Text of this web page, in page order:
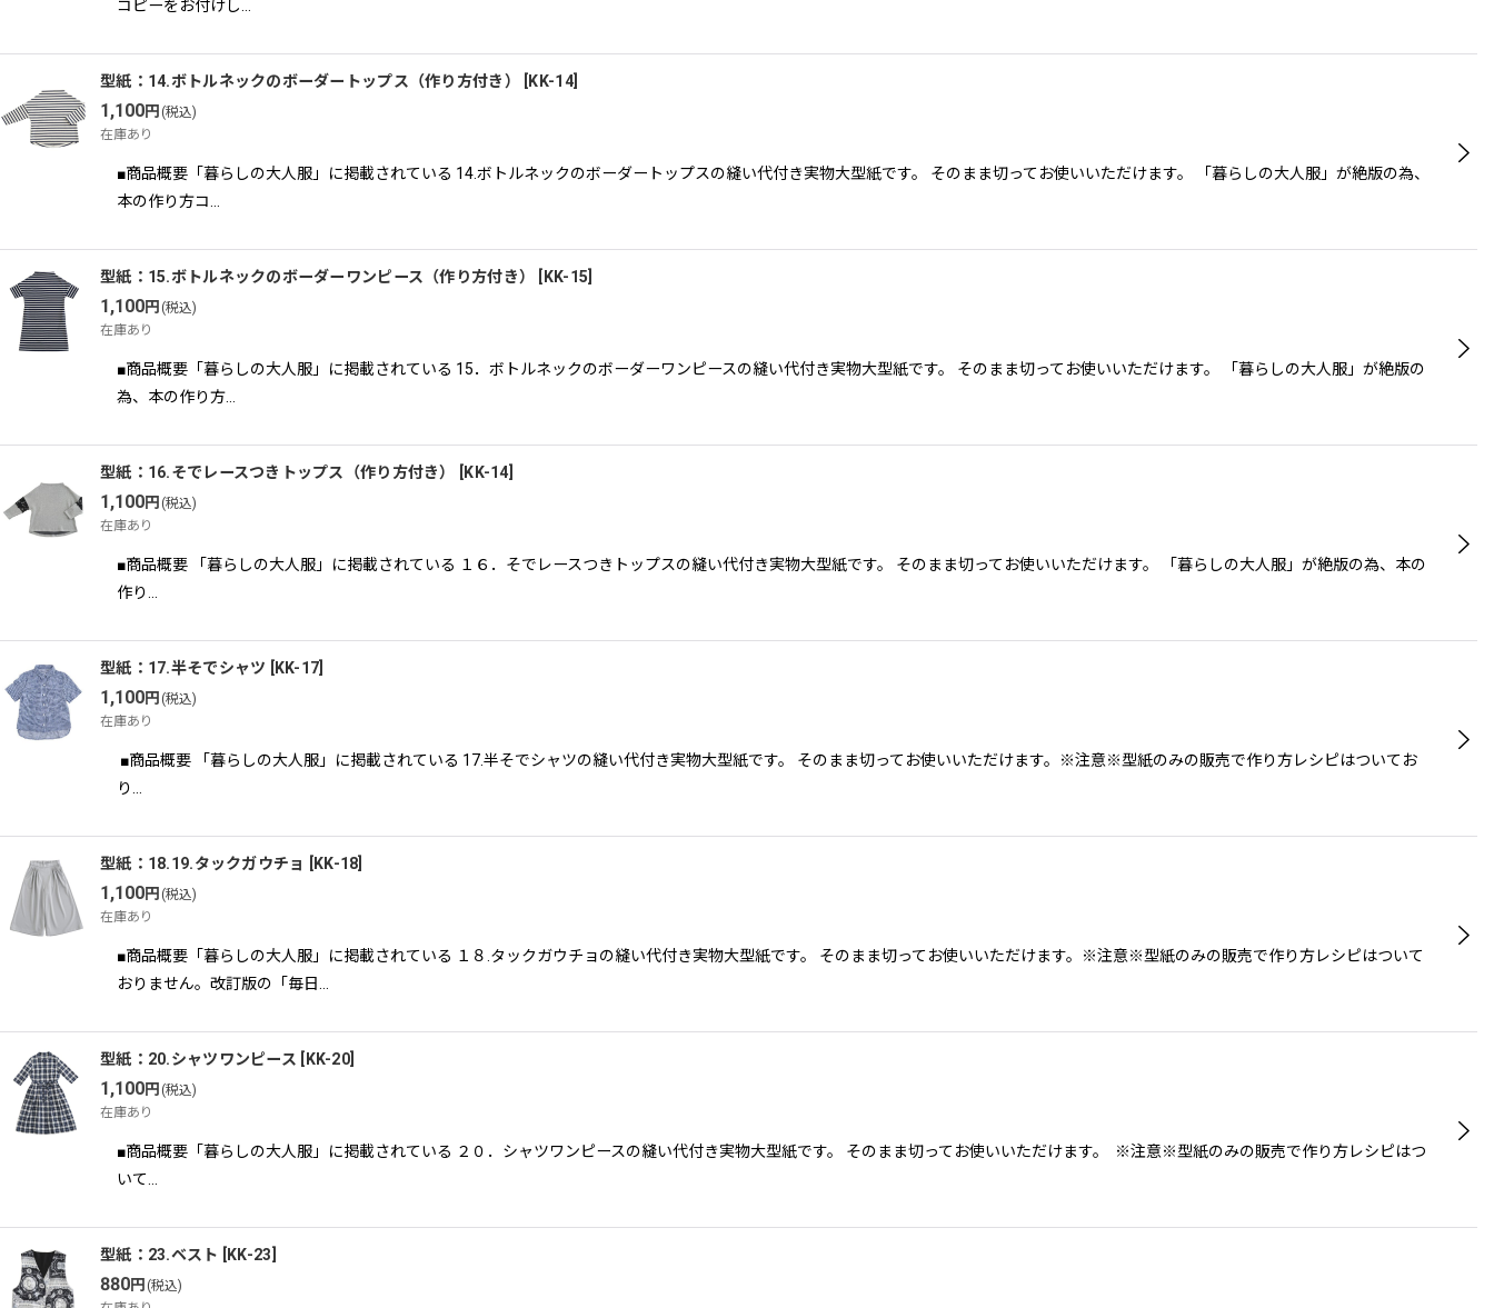
コピーをお付けし…
型紙：14.ボトルネックのボーダートップス（作り方付き） KK-14]
1,100円 (税込)
在庫あり
■商品概要「暮らしの大人服」に掲載されている 14.ボトルネックのボーダートップスの縫い代付き実物大型紙です。 そのまま切ってお使いいただけます。 「暮らしの大人服」が絶版の為、
本の作り方コ…
型紙：15.ボトルネックのボーダーワンピース（作り方付き） KK-15
1,100円 (税込)
在庫あり
■商品概要「暮らしの大人服」に掲載されている 15．ボトルネックのボーダーワンピースの縫い代付き実物大型紙です。 そのまま切ってお使いいただけます。 「暮らしの大人服」が絶版の
為、本の作り方…
型紙：16.そでレースつきトップス（作り方付き） KK-14
1,100円 (税込)
在庫あり
■商品概要 「暮らしの大人服」に掲載されている １６．そでレースつきトップスの縫い代付き実物大型紙です。 そのまま切ってお使いいただけます。 「暮らしの大人服」が絶版の為、本の
作り…
型紙：17.半そでシャツ KK-17
1,100円 (税込)
在庫あり
■商品概要 「暮らしの大人服」に掲載されている 17.半そでシャツの縫い代付き実物大型紙です。 そのまま切ってお使いいただけます。※注意※型紙のみの販売で作り方レシピはついてお
り…
型紙：18.19.タックガウチョ KK-18
1,100円 (税込)
在庫あり
■商品概要「暮らしの大人服」に掲載されている １８.タックガウチョの縫い代付き実物大型紙です。 そのまま切ってお使いいただけます。※注意※型紙のみの販売で作り方レシピはついて
おりません。改訂版の「毎日…
型紙：20.シャツワンピース KK-20]
1,100円 (税込)
在庫あり
■商品概要「暮らしの大人服」に掲載されている ２０．シャツワンピースの縫い代付き実物大型紙です。 そのまま切ってお使いいただけます。 ※注意※型紙のみの販売で作り方レシピはつ
いて…
型紙：23.ベスト KK-23
880円 (税込)